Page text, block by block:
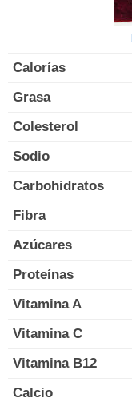
Calorías
Grasa
Colesterol
Sodio
Carbohidratos
Fibra
Azúcares
Proteínas
Vitamina A
Vitamina C
Vitamina B12
Calcio